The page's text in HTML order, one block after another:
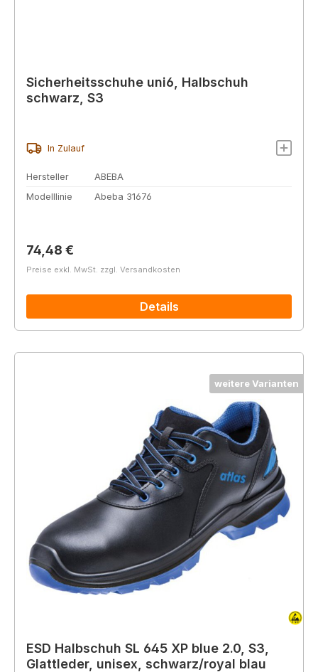
Sicherheitsschuhe uni6, Halbschuh
schwarz, S3
In Zulauf
Hersteller
ABEBA
Modelllinie
Abeba 31676
Regulärer Preis:
74,48 €
Preise exkl. MwSt. zzgl. Versandkosten
Details
weitere Varianten
ESD Halbschuh SL 645 XP blue 2.0, S3,
Glattleder, unisex, schwarz/royal blau